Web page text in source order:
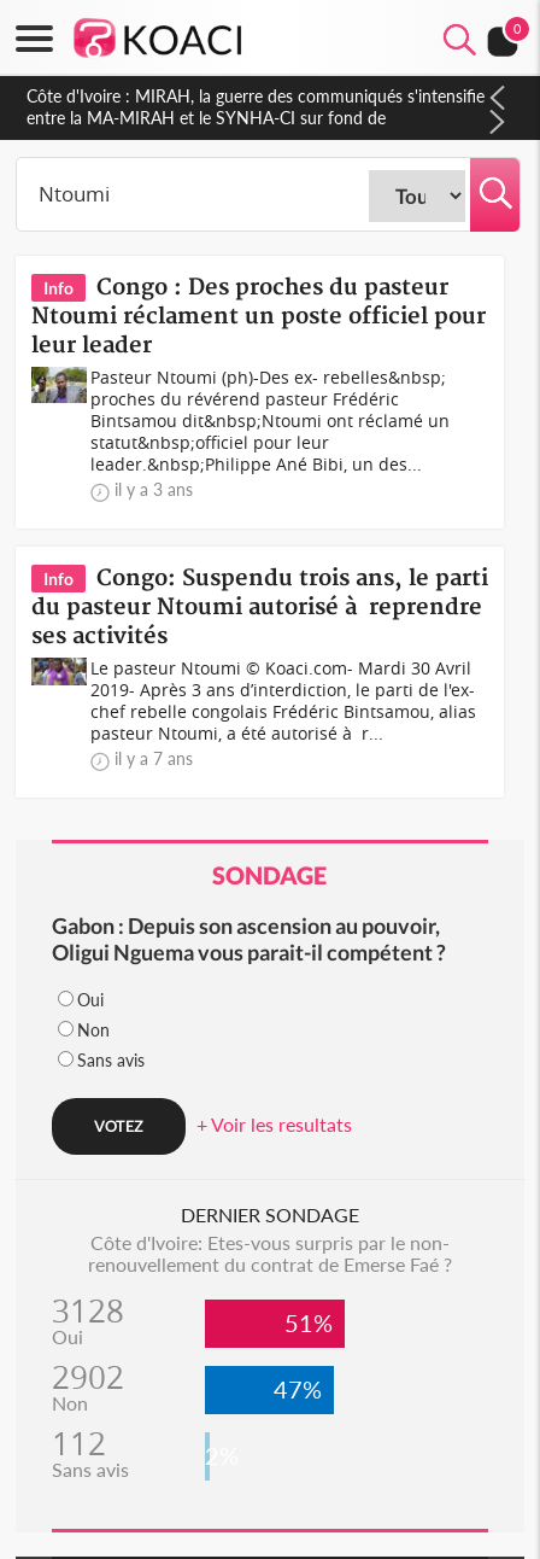
0
Côte d'Ivoire : MIRAH, la guerre des communiqués s'intensifie
entre la MA-MIRAH et le SYNHA-CI sur fond de
gouvernance et le projet de précompte sur les salaires des
agents
Info
Congo : Des proches du pasteur
Ntoumi réclament un poste officiel pour
leur leader
Pasteur Ntoumi (ph)-Des ex- rebelles&nbsp;
proches du révérend pasteur Frédéric
Bintsamou dit&nbsp;Ntoumi ont réclamé un
statut&nbsp;officiel pour leur
leader.&nbsp;Philippe Ané Bibi, un des...
il y a 3 ans
Info
Congo: Suspendu trois ans, le parti
du pasteur Ntoumi autorisé à reprendre
ses activités
Le pasteur Ntoumi © Koaci.com- Mardi 30 Avril
2019- Après 3 ans d’interdiction, le parti de l'ex-
chef rebelle congolais Frédéric Bintsamou, alias
pasteur Ntoumi, a été autorisé à r...
il y a 7 ans
SONDAGE
Gabon : Depuis son ascension au pouvoir,
Oligui Nguema vous parait-il compétent ?
Oui
Non
Sans avis
+ Voir les resultats
DERNIER SONDAGE
Côte d'Ivoire: Etes-vous surpris par le non-
renouvellement du contrat de Emerse Faé ?
3128
Oui 51%
2902
Non 47%
112
Sans avis 2%